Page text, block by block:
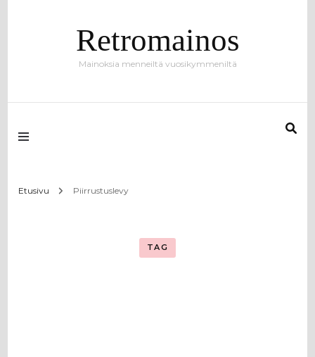
Retromainos
Mainoksia menneiltä vuosikymmeniltä
Etusivu Piirrustuslevy
TAG